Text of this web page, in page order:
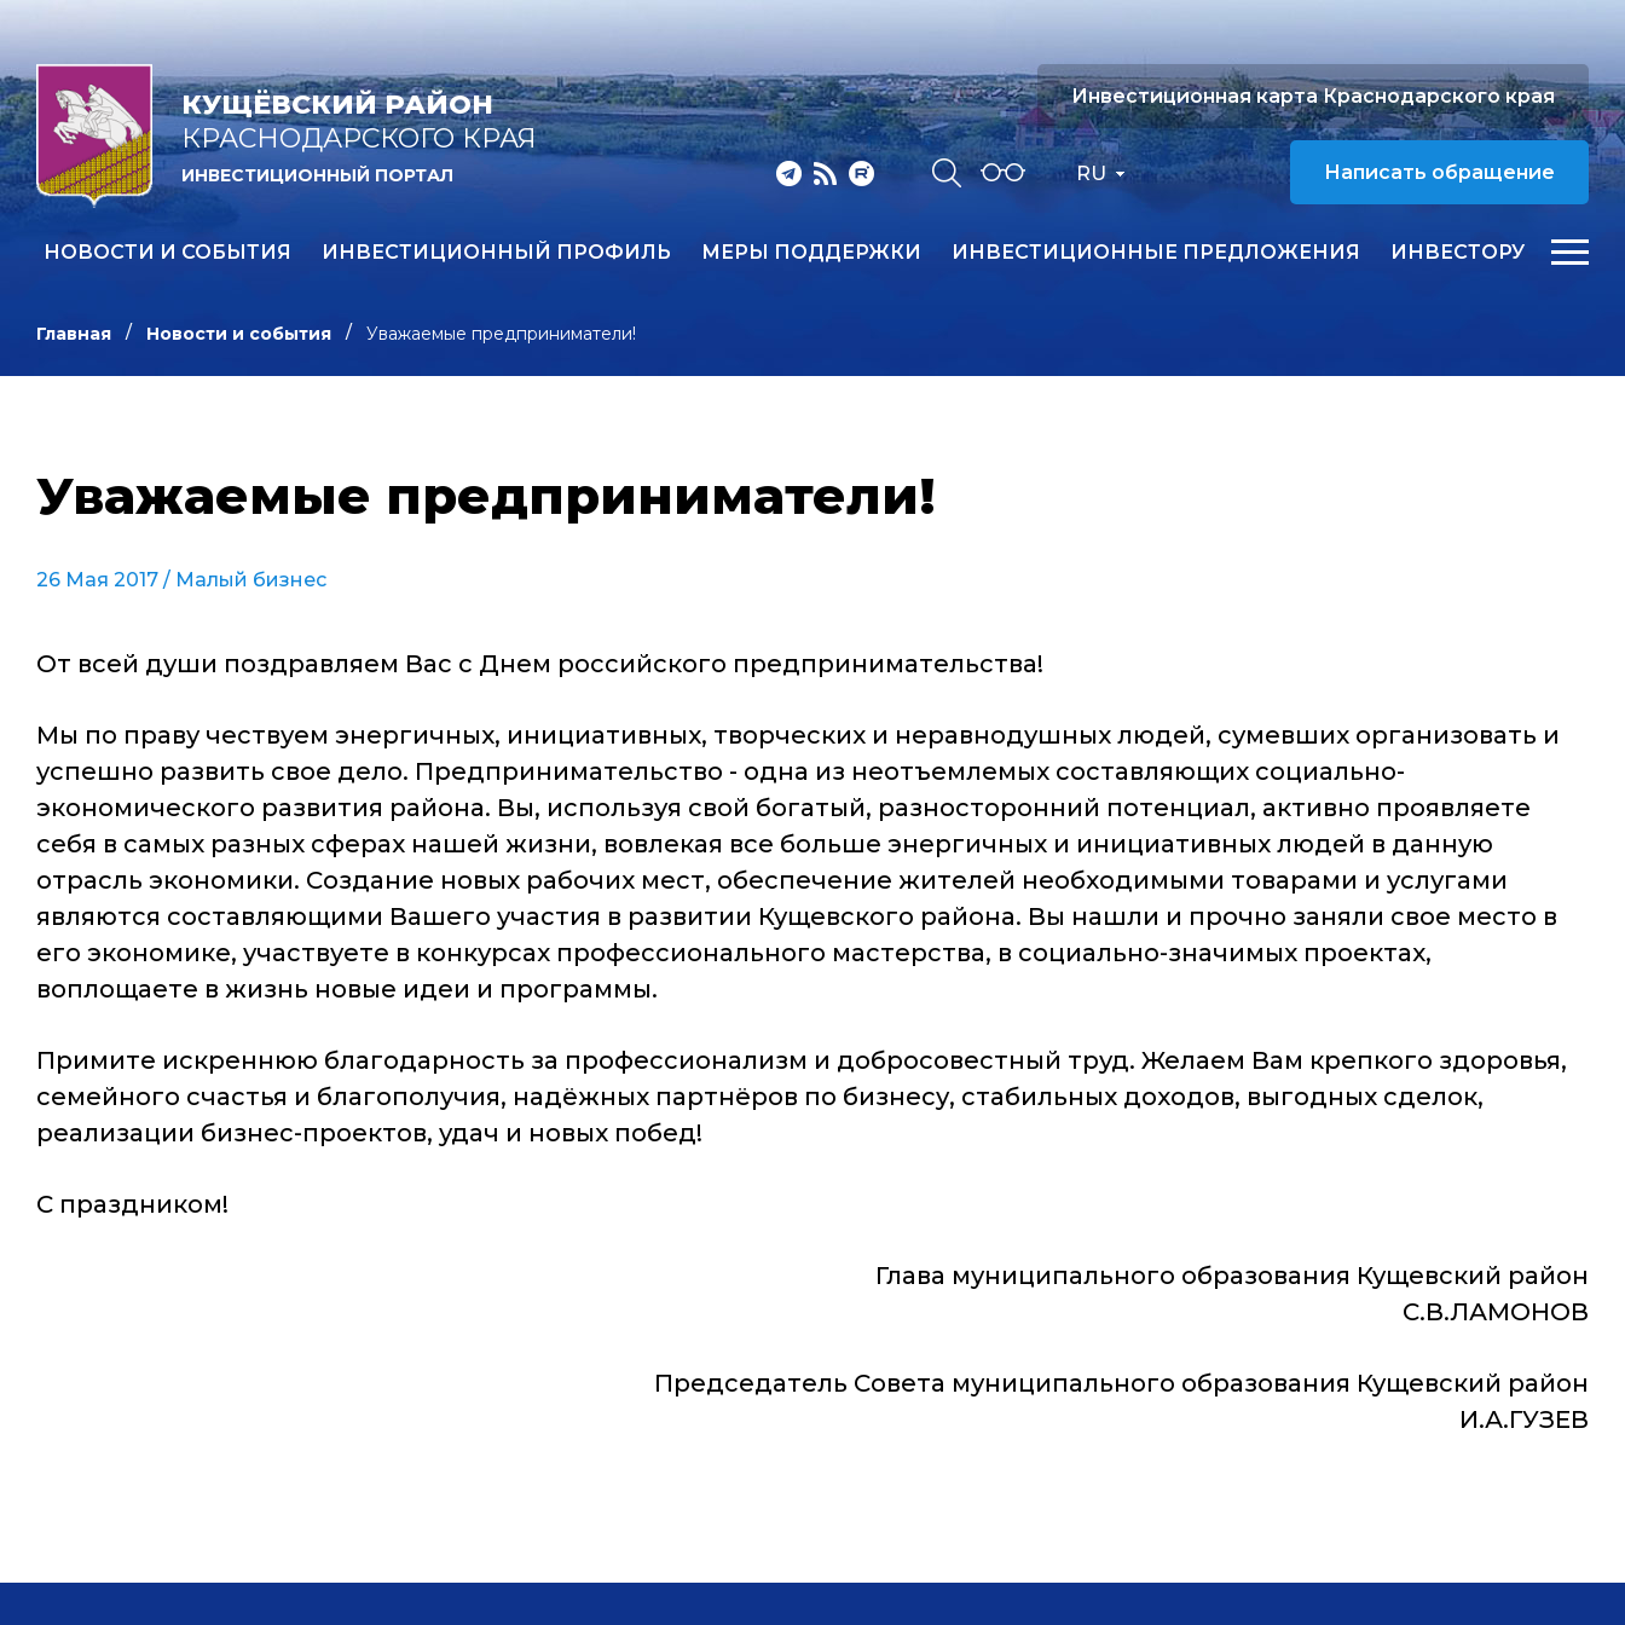
КУЩЁВСКИЙ РАЙОН
КРАСНОДАРСКОГО КРАЯ
ИНВЕСТИЦИОННЫЙ ПОРТАЛ RU
Инвестиционная карта Краснодарского края
Написать обращение
НОВОСТИ И СОБЫТИЯ ИНВЕСТИЦИОННЫЙ ПРОФИЛЬ МЕРЫ ПОДДЕРЖКИ ИНВЕСТИЦИОННЫЕ ПРЕДЛОЖЕНИЯ ИНВЕСТОРУ
Главная Новости и события Уважаемые предприниматели!
Уважаемые предприниматели!
26 Мая 2017 / Малый бизнес
От всей души поздравляем Вас с Днем российского предпринимательства!
Мы по праву чествуем энергичных, инициативных, творческих и неравнодушных людей, сумевших организовать и
успешно развить свое дело. Предпринимательство - одна из неотъемлемых составляющих социально-
экономического развития района. Вы, используя свой богатый, разносторонний потенциал, активно проявляете
себя в самых разных сферах нашей жизни, вовлекая все больше энергичных и инициативных людей в данную
отрасль экономики. Создание новых рабочих мест, обеспечение жителей необходимыми товарами и услугами
являются составляющими Вашего участия в развитии Кущевского района. Вы нашли и прочно заняли свое место в
его экономике, участвуете в конкурсах профессионального мастерства, в социально-значимых проектах,
воплощаете в жизнь новые идеи и программы.
Примите искреннюю благодарность за профессионализм и добросовестный труд. Желаем Вам крепкого здоровья,
семейного счастья и благополучия, надёжных партнёров по бизнесу, стабильных доходов, выгодных сделок,
реализации бизнес-проектов, удач и новых побед!
С праздником!
Глава муниципального образования Кущевский район
С.В.ЛАМОНОВ
Председатель Совета муниципального образования Кущевский район
И.А.ГУЗЕВ